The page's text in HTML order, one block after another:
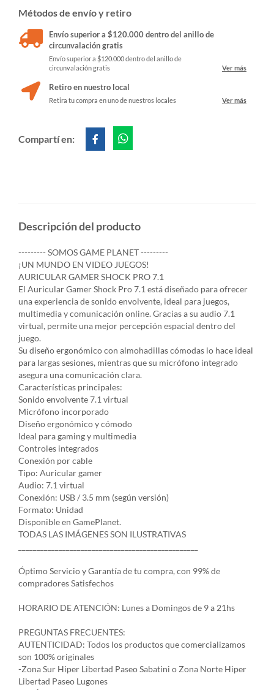
Métodos de envío y retiro
Envío superior a $120.000 dentro del anillo de
circunvalación gratis
Envío superior a $120.000 dentro del anillo de
circunvalación gratis
Ver más
Retiro en nuestro local
Retira tu compra en uno de nuestros locales Ver más
Compartí en:
Descripción del producto
--------- SOMOS GAME PLANET ---------
¡UN MUNDO EN VIDEO JUEGOS!
AURICULAR GAMER SHOCK PRO 7.1
El Auricular Gamer Shock Pro 7.1 está diseñado para ofrecer
una experiencia de sonido envolvente, ideal para juegos,
multimedia y comunicación online. Gracias a su audio 7.1
virtual, permite una mejor percepción espacial dentro del
juego.
Su diseño ergonómico con almohadillas cómodas lo hace ideal
para largas sesiones, mientras que su micrófono integrado
asegura una comunicación clara.
Características principales:
Sonido envolvente 7.1 virtual
Micrófono incorporado
Diseño ergonómico y cómodo
Ideal para gaming y multimedia
Controles integrados
Conexión por cable
Tipo: Auricular gamer
Audio: 7.1 virtual
Conexión: USB / 3.5 mm (según versión)
Formato: Unidad
Disponible en GamePlanet.
TODAS LAS IMÁGENES SON ILUSTRATIVAS
Óptimo Servicio y Garantía de tu compra, con 99% de
compradores Satisfechos
HORARIO DE ATENCIÓN: Lunes a Domingos de 9 a 21hs
PREGUNTAS FRECUENTES:
AUTENTICIDAD: Todos los productos que comercializamos
son 100% originales
-Zona Sur Hiper Libertad Paseo Sabatini o Zona Norte Hiper
Libertad Paseo Lugones